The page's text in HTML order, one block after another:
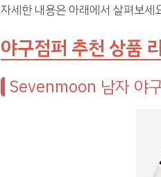
자세한 내용은 아래에서 살펴보세
야구점퍼 추천 상품
Sevenmoon 남자 야